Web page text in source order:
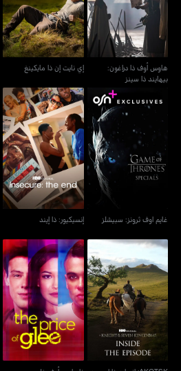
هاوس أوف ذا دراغون:
بيهايند ذا سينز
إي نايت إن ذا مايكينغ
غايم اوف ثرونز: سبيشلز
غايم اوف ثرونز: سبيشلز
إنسيكيور: ذا إيند
إنسيكيور: ذا إيند
AKOTSK: إنسايد ذا إيبوسد ذا برايس أوف غلي